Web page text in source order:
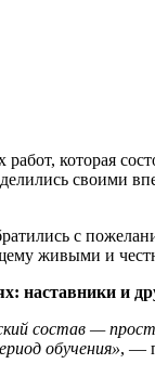
которая
своими
с
живыми и
наставники и
состав —
обучения», —